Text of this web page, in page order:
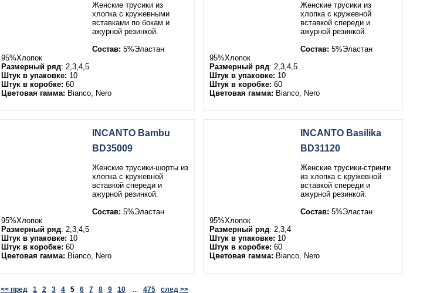
Женские трусики из
хлопка с кружевными
вставками по бокам и
ажурной резинкой.
Состав: 5%Эластан
95%Хлопок
Размерный ряд: 2,3,4,5
Штук в упаковке: 10
Штук в коробке: 60
Цветовая гамма: Bianco, Nero
Женские трусики из
хлопка с кружевной
вставкой спереди и
ажурной резинкой.
Состав: 5%Эластан
95%Хлопок
Размерный ряд: 2,3,4,5
Штук в упаковке: 10
Штук в коробке: 60
Цветовая гамма: Bianco, Nero
INCANTO Bambu
BD35009
Женские трусики-шорты из
хлопка с кружевной
вставкой спереди и
ажурной резинкой.
Состав: 5%Эластан
95%Хлопок
Размерный ряд: 2,3,4,5
Штук в упаковке: 10
Штук в коробке: 60
Цветовая гамма: Bianco, Nero
INCANTO Basilika
BD31120
Женские трусики-стринги
из хлопка с кружевной
вставкой спереди и
ажурной резинкой.
Состав: 5%Эластан
95%Хлопок
Размерный ряд: 2,3,4
Штук в упаковке: 10
Штук в коробке: 60
Цветовая гамма: Bianco, Nero
<< пред 1 2 3 4 5 6 7 8 9 10 ... 475 след >>